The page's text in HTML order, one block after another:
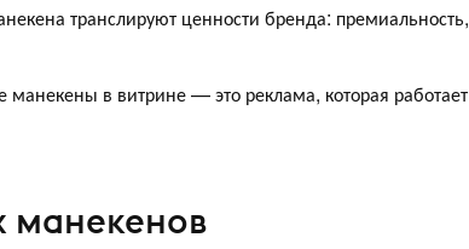
транслируют ценности бренда: премиальность,
в витрине — это реклама, которая работает
манекенов